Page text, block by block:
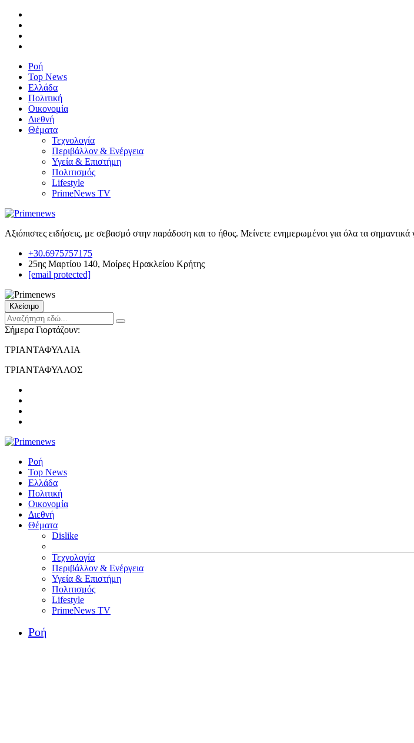
Ροή
Top News
Ελλάδα
Πολιτική
Οικονομία
Διεθνή
Θέματα
Τεχνολογία
Περιβάλλον & Ενέργεια
Υγεία & Επιστήμη
Πολιτισμός
Lifestyle
PrimeNews TV
Αξιόπιστες ειδήσεις, με σεβασμό στην παράδοση και το ήθος. Μείνετε ενημερωμένοι για όλα τα
+30.6975757175
25ης Μαρτίου 140, Μοίρες Ηρακλείου Κρήτης
[email protected]
Κλείσιμο
Σήμερα Γιορτάζουν:
ΤΡΙΑΝΤΑΦΥΛΛΙΑ
ΤΡΙΑΝΤΑΦΥΛΛΟΣ
Ροή
Top News
Ελλάδα
Πολιτική
Οικονομία
Διεθνή
Θέματα
Dislike
Τεχνολογία
Περιβάλλον & Ενέργεια
Υγεία & Επιστήμη
Πολιτισμός
Lifestyle
PrimeNews TV
Ροή